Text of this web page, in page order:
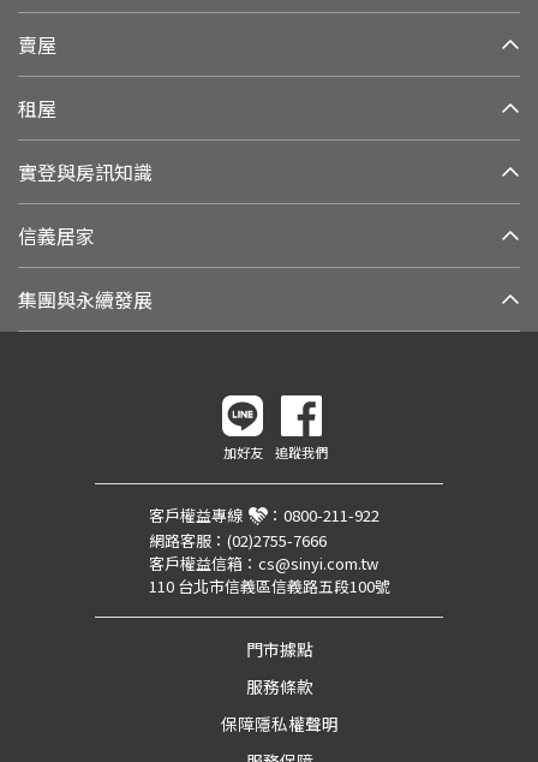
賣屋
租屋
實登與房訊知識
信義居家
集團與永續發展
加好友 追蹤我們
客戶權益專線 ： 0800-211-922
網路客服： (02)2755-7666
客戶權益信箱： cs@sinyi.com.tw
110 台北市信義區信義路五段100號
門市據點
服務條款
保障隱私權聲明